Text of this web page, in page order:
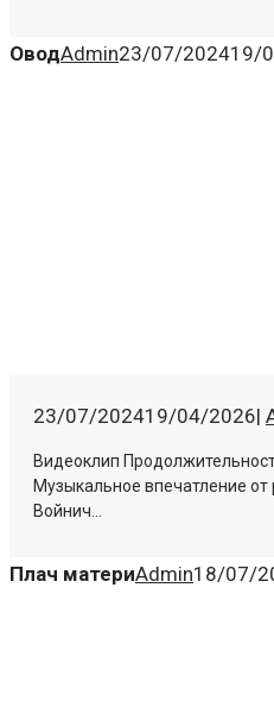
ОводAdmin23/07/202419/
23/07/202419/04/2026|
Видеоклип
Музыкальное впечатление
Войнич...
Плач материAdmin18/07/